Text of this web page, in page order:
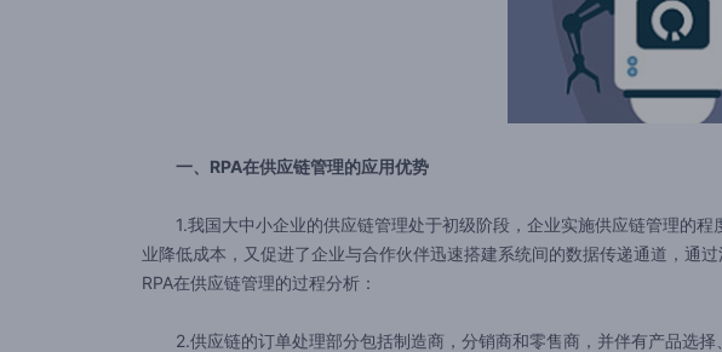
一、RPA在供应链管理的应用优势
1.我国大中小企业的供应链管理处于初级阶段，企业实施供应链管理的程
业降低成本，又促进了企业与合作伙伴迅速搭建系统间的数据传递通道，通
RPA在供应链管理的过程分析：
2.供应链的订单处理部分包括制造商，分销商和零售商，并伴有产品选择